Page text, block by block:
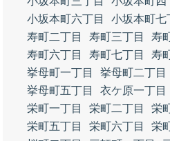
小坂本町六丁目
小坂本町七
寿町二丁目
寿町三丁目 寿
寿町六丁目
寿町七丁目
寿
挙母町一丁目
挙母町二丁目
挙母町五丁目
衣ケ原一丁目
栄町一丁目
栄町二丁目 栄
栄町五丁目
栄町六丁目 栄